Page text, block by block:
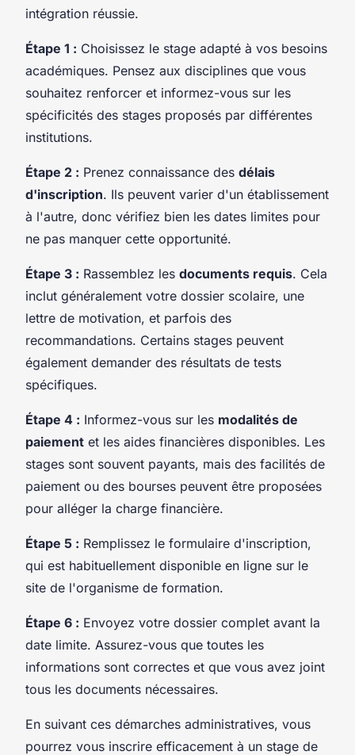
intégration réussie.
Étape 1 : Choisissez le stage adapté à vos besoins
académiques. Pensez aux disciplines que vous
souhaitez renforcer et informez-vous sur les
spécificités des stages proposés par différentes
institutions.
Étape 2 : Prenez connaissance des délais
d'inscription. Ils peuvent varier d'un établissement
à l'autre, donc vérifiez bien les dates limites pour
ne pas manquer cette opportunité.
Étape 3 : Rassemblez les documents requis. Cela
inclut généralement votre dossier scolaire, une
lettre de motivation, et parfois des
recommandations. Certains stages peuvent
également demander des résultats de tests
spécifiques.
Étape 4 : Informez-vous sur les modalités de
paiement et les aides financières disponibles. Les
stages sont souvent payants, mais des facilités de
paiement ou des bourses peuvent être proposées
pour alléger la charge financière.
Étape 5 : Remplissez le formulaire d'inscription,
qui est habituellement disponible en ligne sur le
site de l'organisme de formation.
Étape 6 : Envoyez votre dossier complet avant la
date limite. Assurez-vous que toutes les
informations sont correctes et que vous avez joint
tous les documents nécessaires.
En suivant ces démarches administratives, vous
pourrez vous inscrire efficacement à un stage de